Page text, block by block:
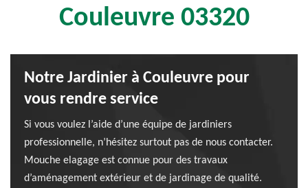
Couleuvre 03320
Notre Jardinier à Couleuvre pour
vous rendre service
Si vous voulez l’aide d’une équipe de jardiniers
professionnelle, n’hésitez surtout pas de nous contacter.
Mouche elagage est connue pour des travaux
d’aménagement extérieur et de jardinage de qualité.